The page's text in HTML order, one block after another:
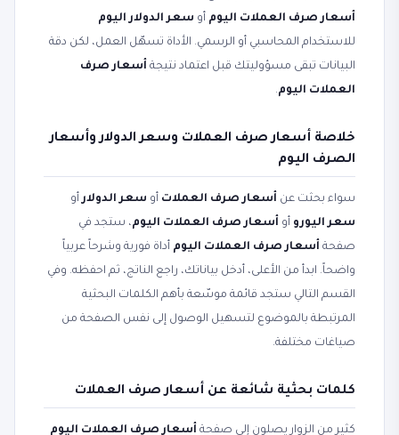
أسعار صرف العملات اليوم أو سعر الدولار اليوم
للاستخدام المحاسبي أو الرسمي. الأداة تسهّل العمل، لكن دقة
البيانات تبقى مسؤوليتك قبل اعتماد نتيجة أسعار صرف
العملات اليوم.
خلاصة أسعار صرف العملات وسعر الدولار وأسعار
الصرف اليوم
سواء بحثت عن أسعار صرف العملات أو سعر الدولارأو
سعر اليورو أو أسعار صرف العملات اليوم، ستجد في
صفحة أسعار صرف العملات اليوم أداة فورية وشرحاً عربياً
واضحاً. ابدأ من الأعلى، أدخل بياناتك، راجع الناتج، ثم احفظه. وفي
القسم التالي ستجد قائمة موسّعة بأهم الكلمات البحثية
المرتبطة بالموضوع لتسهيل الوصول إلى نفس الصفحة من
صياغات مختلفة.
كلمات بحثية شائعة عن أسعار صرف العملات
كثير من الزوار يصلون إلى صفحة أسعار صرف العملات اليوم